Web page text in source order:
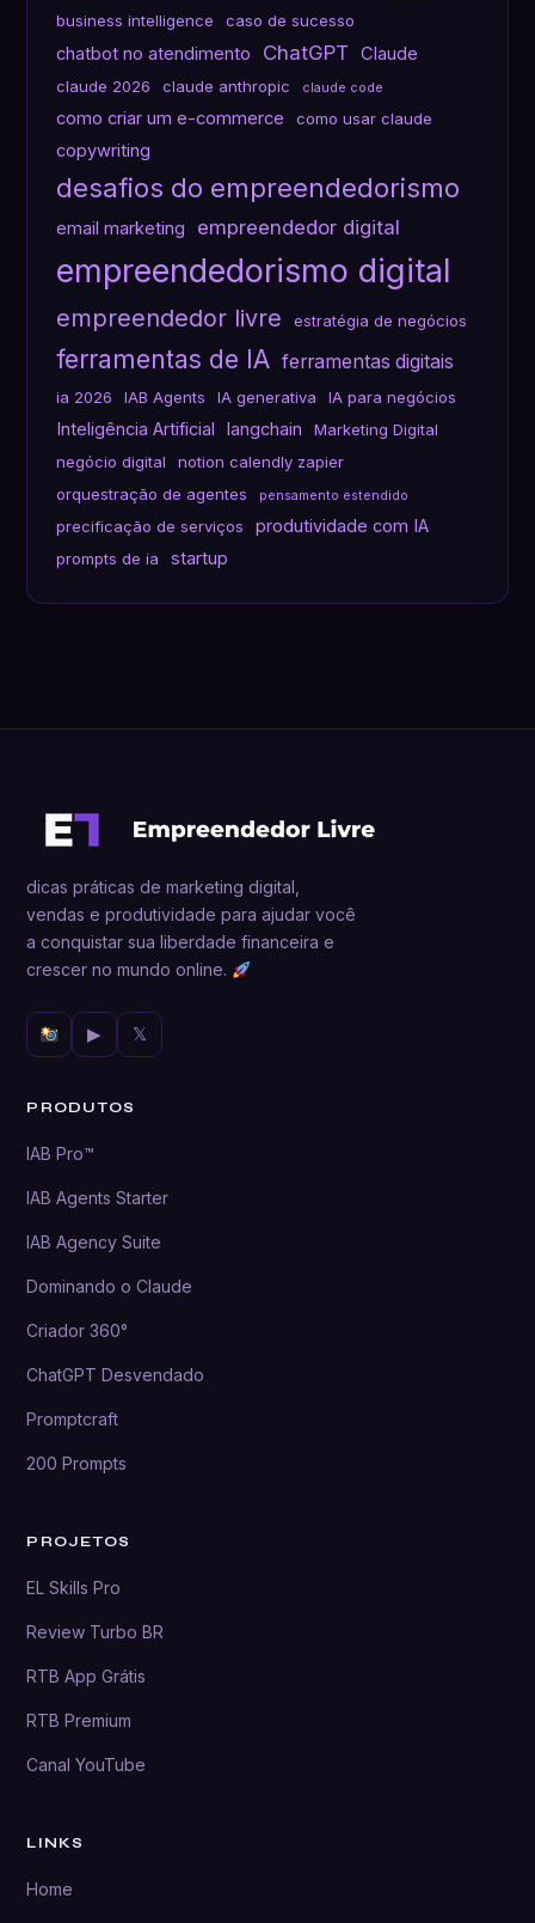
business intelligence caso de sucesso
chatbot no atendimento ChatGPT Claude
claude 2026 claude anthropic claude code
como criar um e-commerce como usar claude
copywriting
desafios do empreendedorismo
email marketing empreendedor digital
empreendedorismo digital
empreendedor livre estratégia de negócios
ferramentas de IA ferramentas digitais
ia 2026 IAB Agents IA generativa IA para negócios
Inteligência Artificial langchain
Marketing Digital
negócio digital
notion calendly zapier
orquestração de agentes
pensamento estendido
precificação de serviços produtividade com IA
prompts de ia startup
dicas práticas de marketing digital,
vendas e produtividade para ajudar você
a conquistar sua liberdade financeira e
crescer no mundo online.
▶ 𝕏
PRODUTOS
IAB Pro™
IAB Agents Starter
IAB Agency Suite
Dominando o Claude
Criador 360°
ChatGPT Desvendado
Promptcraft
200 Prompts
PROJETOS
EL Skills Pro
Review Turbo BR
RTB App Grátis
RTB Premium
Canal YouTube
LINKS
Home